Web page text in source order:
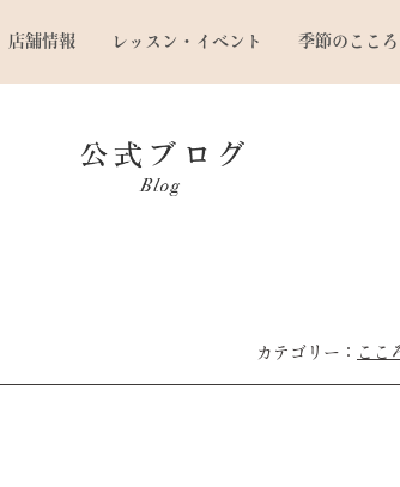
店舗情報 レッスン・イベント 季節のここ
ここ